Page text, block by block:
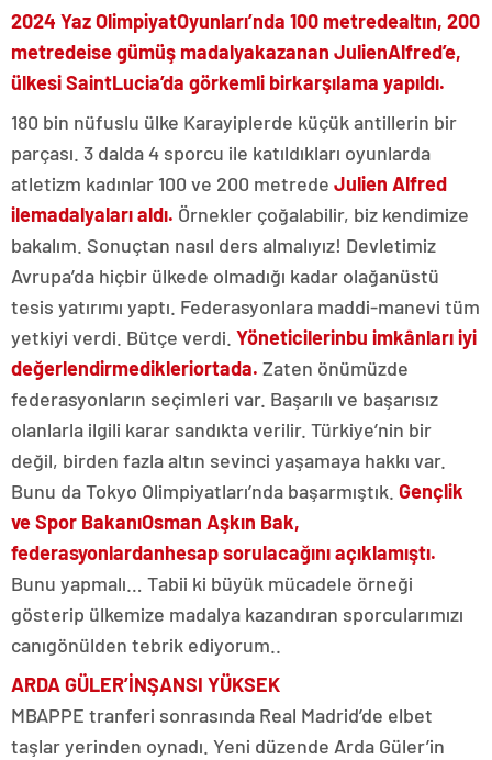
2024 Yaz OlimpiyatOyunları’nda 100 metredealtın, 200
metredeise gümüş madalyakazanan JulienAlfred’e,
ülkesi SaintLucia’da görkemli birkarşılama yapıldı.
180 bin nüfuslu ülke Karayiplerde küçük antillerin bir
parçası. 3 dalda 4 sporcu ile katıldıkları oyunlarda
atletizm kadınlar 100 ve 200 metrede Julien Alfred
ilemadalyaları aldı. Örnekler çoğalabilir, biz kendimize
bakalım. Sonuçtan nasıl ders almalıyız! Devletimiz
Avrupa’da hiçbir ülkede olmadığı kadar olağanüstü
tesis yatırımı yaptı. Federasyonlara maddi-manevi tüm
yetkiyi verdi. Bütçe verdi. Yöneticilerinbu imkânları iyi
değerlendirmedikleriortada. Zaten önümüzde
federasyonların seçimleri var. Başarılı ve başarısız
olanlarla ilgili karar sandıkta verilir. Türkiye’nin bir
değil, birden fazla altın sevinci yaşamaya hakkı var.
Bunu da Tokyo Olimpiyatları’nda başarmıştık. Gençlik
ve Spor BakanıOsman Aşkın Bak,
federasyonlardanhesap sorulacağını açıklamıştı.
Bunu yapmalı… Tabii ki büyük mücadele örneği
gösterip ülkemize madalya kazandıran sporcularımızı
canıgönülden tebrik ediyorum..
ARDA GÜLER’İNŞANSI YÜKSEK
MBAPPE tranferi sonrasında Real Madrid’de elbet
taşlar yerinden oynadı. Yeni düzende Arda Güler’in